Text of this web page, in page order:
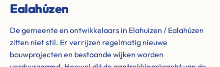
Ealahúzen
De gemeente en ontwikkelaars in Elahuizen / Ealahúzen
zitten niet stil. Er verrijzen regelmatig nieuwe
bouwprojecten en bestaande wijken worden